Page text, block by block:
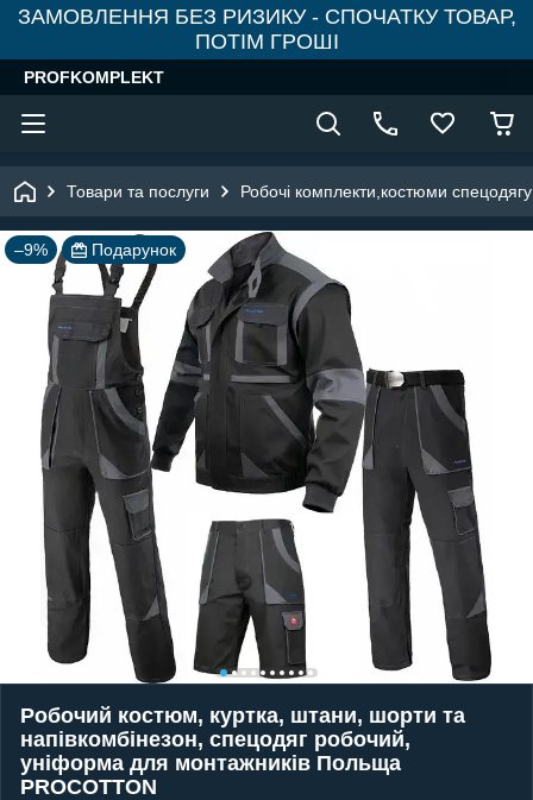
ЗАМОВЛЕННЯ БЕЗ РИЗИКУ - СПОЧАТКУ ТОВАР,
ПОТІМ ГРОШІ
PROFKOMPLEKT
Товари та послуги Робочі комплекти,костюми спецодягу
–9% Подарунок
Робочий костюм, куртка, штани, шорти та
напівкомбінезон, спецодяг робочий,
уніформа для монтажників Польща
PROCOTTON